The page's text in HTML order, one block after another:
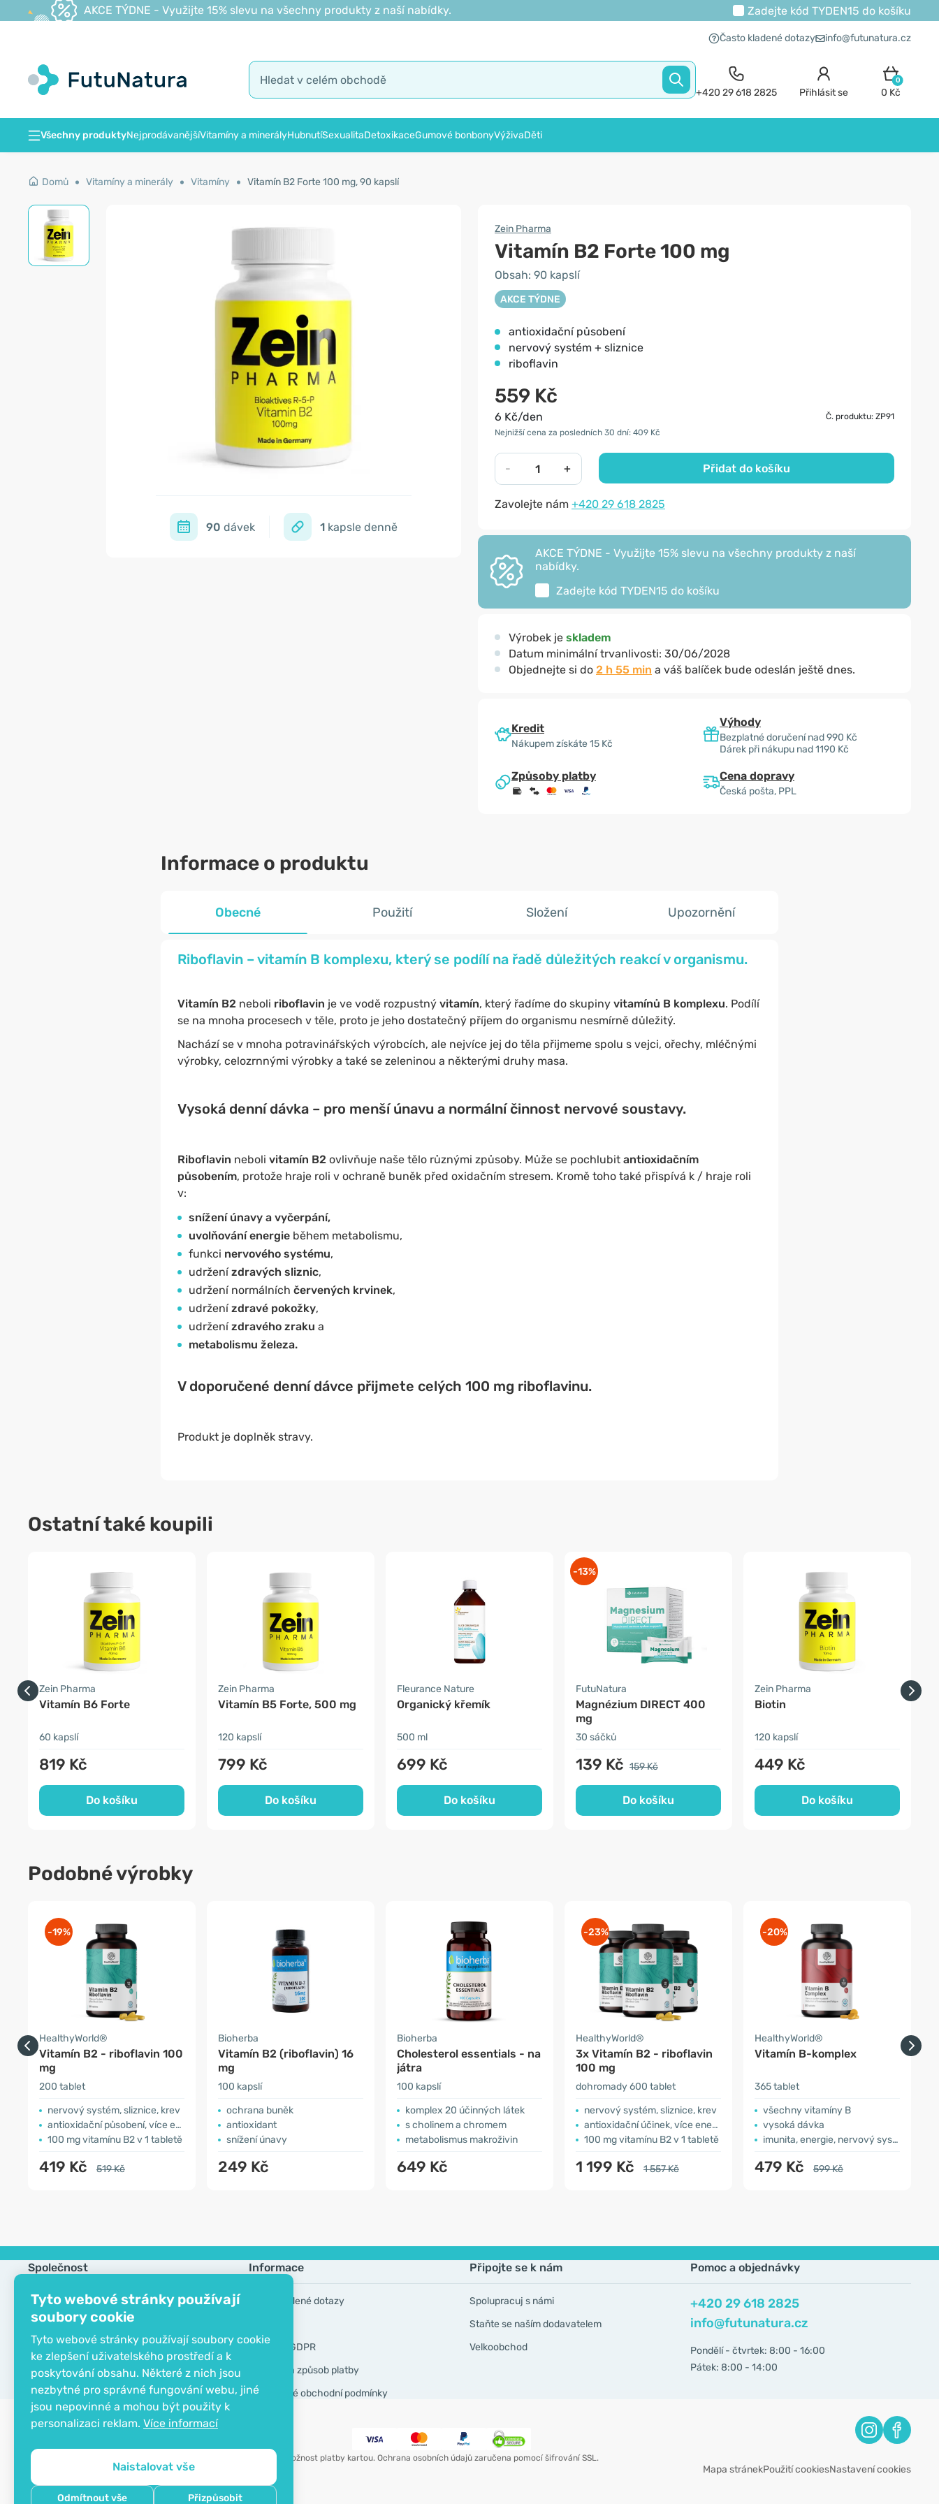
Tyto webové stránky používají
soubory cookie
Tyto webové stránky používají soubory cookie
ke zlepšení uživatelského prostředí a k
poskytování obsahu. Některé z nich jsou
nezbytné pro správné fungování webu, jiné
jsou nepovinné a mohou být použity k
personalizaci reklam. Více informací
Naistalovat vše
Odmítnout vše Přizpůsobit
AKCE TÝDNE - Využijte 15% slevu na všechny produkty z naší nabídky. Zadejte kód TYDEN15 do košíku
Často kladené dotazy info@futunatura.cz
+420 29 618 2825 Přihlásit se
0
0 Kč
Všechny produktyNejprodávanějšíVitamíny a minerályHubnutíSexualitaDetoxikaceGumové bonbonyVýživaDěti
Domů Vitamíny a minerály Vitamíny Vitamín B2 Forte 100 mg, 90 kapslí
90 dávek 1 kapsle denně
Zein Pharma
Vitamín B2 Forte 100 mg
Obsah: 90 kapslí
AKCE TÝDNE
antioxidační působení
nervový systém + sliznice
riboflavin
559 Kč
6 Kč/den
Č. produktu: ZP91
Nejnižší cena za posledních 30 dní: 409 Kč
- + Přidat do košíku
Zavolejte nám +420 29 618 2825
AKCE TÝDNE - Využijte 15% slevu na všechny produkty z naší
nabídky.
Zadejte kód TYDEN15 do košíku
Výrobek je skladem
Datum minimální trvanlivosti: 30/06/2028
Objednejte si do 2 h 55 min a váš balíček bude odeslán ještě dnes.
Kredit
Nákupem získáte 15 Kč
Výhody
Bezplatné doručení nad 990 Kč
Dárek při nákupu nad 1190 Kč
Způsoby platby Cena dopravy
Česká pošta, PPL
Informace o produktu
Obecné Použití Složení Upozornění
Riboflavin – vitamín B komplexu, který se podílí na řadě důležitých reakcí v organismu.
Vitamín B2 neboli riboflavin je ve vodě rozpustný vitamín, který řadíme do skupiny vitamínů B komplexu. Podílí
se na mnoha procesech v těle, proto je jeho dostatečný příjem do organismu nesmírně důležitý.
Nachází se v mnoha potravinářských výrobcích, ale nejvíce jej do těla přijmeme spolu s vejci, ořechy, mléčnými
výrobky, celozrnnými výrobky a také se zeleninou a některými druhy masa.
Vysoká denní dávka – pro menší únavu a normální činnost nervové soustavy.
Riboflavin neboli vitamín B2 ovlivňuje naše tělo různými způsoby. Může se pochlubit antioxidačním
působením, protože hraje roli v ochraně buněk před oxidačním stresem. Kromě toho také přispívá k / hraje roli
v:
snížení únavy a vyčerpání,
uvolňování energie během metabolismu,
funkci nervového systému,
udrženízdravých sliznic,
udržení normálních červených krvinek,
udrženízdravé pokožky,
udrženízdravého zraku a
metabolismu železa.
V doporučené denní dávce přijmete celých 100 mg riboflavinu.
Produkt je doplněk stravy.
Ostatní také koupili
Zein Pharma
Vitamín B6 Forte
60 kapslí
819 Kč
Do košíku
Zein Pharma
Vitamín B5 Forte, 500 mg
120 kapslí
799 Kč
Do košíku
Fleurance Nature
Organický křemík
500 ml
699 Kč
Do košíku
-13%
FutuNatura
Magnézium DIRECT 400
mg
30 sáčků
139 Kč 159 Kč
Do košíku
Zein Pharma
Biotin
120 kapslí
449 Kč
Do košíku
Podobné výrobky
-19%
HealthyWorld®
Vitamín B2 - riboflavin 100
mg
200 tablet
nervový systém, sliznice, krev
antioxidační působení, více energie
100 mg vitamínu B2 v 1 tabletě
419 Kč 519 Kč
Bioherba
Vitamín B2 (riboflavin) 16
mg
100 kapslí
ochrana buněk
antioxidant
snížení únavy
249 Kč
Bioherba
Cholesterol essentials - na
játra
100 kapslí
komplex 20 účinných látek
s cholinem a chromem
metabolismus makroživin
649 Kč
-23%
HealthyWorld®
3x Vitamín B2 - riboflavin
100 mg
dohromady 600 tablet
nervový systém, sliznice, krev
antioxidační účinek, více energie
100 mg vitamínu B2 v 1 tabletě
1 199 Kč 1 557 Kč
-20%
HealthyWorld®
Vitamín B-komplex
365 tablet
všechny vitamíny B
vysoká dávka
imunita, energie, nervový systém
479 Kč 599 Kč
Společnost
Kontakt
O společnosti
EKO certifikát
Informace
Často kladené dotazy
Nástroje GDPR
Doprava a způsob platby
Všeobecné obchodní podmínky
Připojte se k nám
Spolupracuj s námi
Staňte se naším dodavatelem
Velkoobchod
Pomoc a objednávky
+420 29 618 2825
info@futunatura.cz
Pondělí - čtvrtek: 8:00 - 16:00
Pátek: 8:00 - 14:00
Možnost platby kartou. Ochrana osobních údajů zaručena pomocí šifrování SSL.
Copyright © 2012 - 2026   |   Be Healthy Group d.o.o. Mapa stránekPoužití cookiesNastavení cookies